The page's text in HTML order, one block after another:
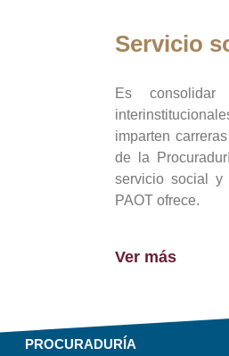
Servicio
Es
imparten
de la
servicio social y
PAOT ofrece.
Ver más
PROCURADURÍA